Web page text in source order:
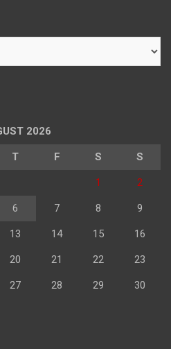
2026
T F S S
1 2
6 7 8 9
13 14 15 16
20 21 22 23
27 28 29 30